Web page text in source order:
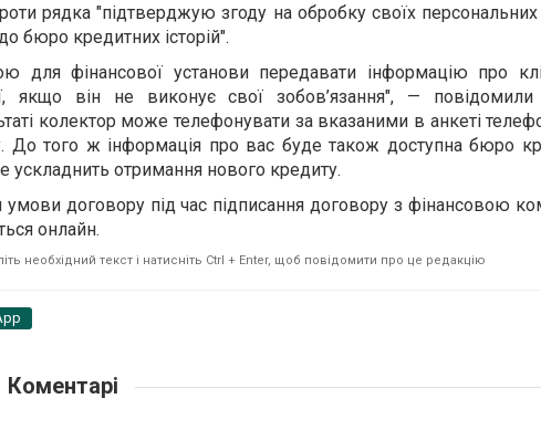
рядка "підтверджую згоду на обробку своїх
бюро кредитних історій".
для фінансової установи передавати інформацію про
якщо він не виконує свої зобов’язання", —
колектор може телефонувати за вказаними в анкеті
До того ж інформація про вас буде також доступна бюро
ускладнить отримання нового кредиту.
договору під час підписання договору з фінансовою
онлайн.
необхідний текст і натисніть Ctrl + Enter, щоб повідомити про це редакцію
Коментарі